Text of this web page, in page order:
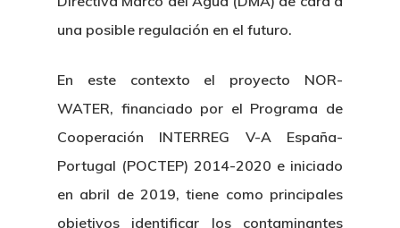
una posible regulación en el futuro.
En este contexto el proyecto NOR-
WATER, financiado por el Programa de
Cooperación INTERREG V-A España-
Portugal (POCTEP) 2014-2020 e iniciado
en abril de 2019, tiene como principales
objetivos identificar los contaminantes